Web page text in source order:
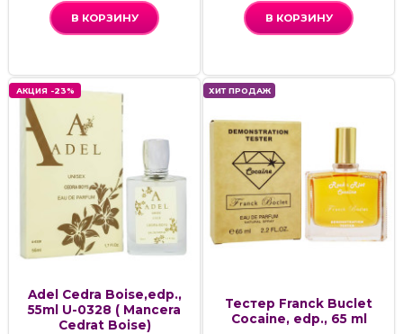
В КОРЗИНУ В КОРЗИНУ
АКЦИЯ -23%
Adel Cedra Boise,edp.,
55ml U-0328 ( Mancera
Cedrat Boise)
ХИТ ПРОДАЖ
Тестер Franck Buclet
Cocaine, edp., 65 ml